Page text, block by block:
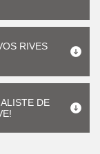
RIVES
DE